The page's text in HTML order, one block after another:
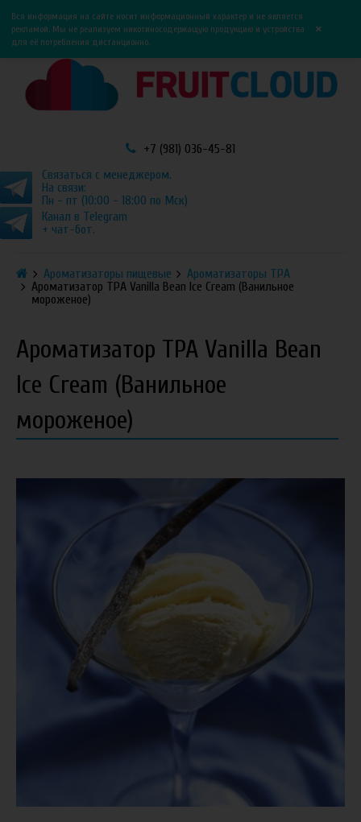
0
Вся информация на сайте носит информационный характер и не является
рекламой. Мы не реализуем никотиносодержащую продукцию и устройства
для её потребления дистанционно.
×
+7 (981) 036-45-81
Связаться с менеджером.
На связи:
Пн - пт (10:00 - 18:00 по Мск)
Канал в Telegram
+ чат-бот.
Ароматизаторы пищевые
Ароматизаторы TPA
Ароматизатор TPA Vanilla Bean Ice Cream (Ванильное
мороженое)
Ароматизатор TPA Vanilla Bean
Ice Cream (Ванильное
мороженое)